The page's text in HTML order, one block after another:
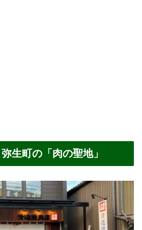
生町の「肉の聖地」